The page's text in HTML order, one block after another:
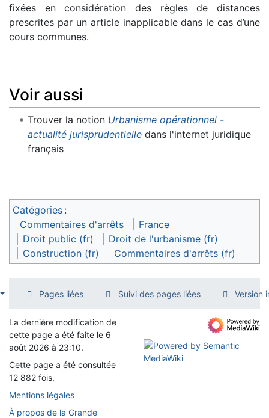
fixées en considération des règles de distances
prescrites par un article inapplicable dans le cas d’une
cours communes.
Voir aussi
Trouver la notion Urbanisme opérationnel -
actualité jurisprudentielledans l'internet juridique
français
Catégories :
Commentaires d'arrêts
France
Droit public (fr)
Droit de l'urbanisme (fr)
Construction (fr)
Commentaires d'arrêts (fr)
Pages liées Suivi des pages liées Version
La dernière modification de
cette page a été faite le 6
août 2026 à 23:10.
Cette page a été consultée
12 882 fois.
Mentions légales
À propos de la Grande